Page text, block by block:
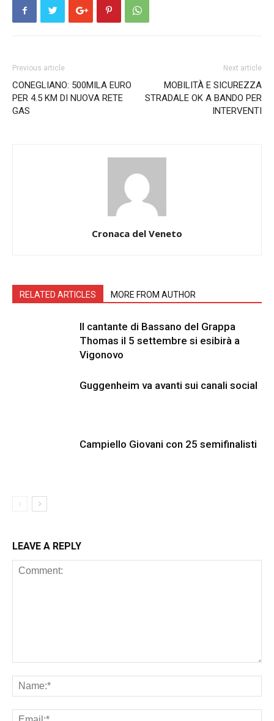
Previous article
CONEGLIANO: 500MILA EURO
PER 4.5 KM DI NUOVA RETE
GAS
Next article
MOBILITÀ E SICUREZZA
STRADALE OK A BANDO PER
INTERVENTI
Cronaca del Veneto
RELATED ARTICLES MORE FROM AUTHOR
Il cantante di Bassano del Grappa
Thomas il 5 settembre si esibirà a
Vigonovo
Guggenheim va avanti sui canali social
Campiello Giovani con 25 semifinalisti
LEAVE A REPLY